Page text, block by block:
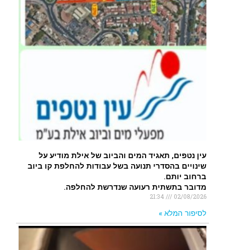
עין נטפים, תאגיד המים והביוב של אילת מודיע על
שינויים בהסדרי תנועה בשל עבודות להחלפת קו ביוב
ברחוב יותם.
מדובר בתשתית רעועה שנדרשת להחלפה.
02/08/2026
לסיפור המלא »